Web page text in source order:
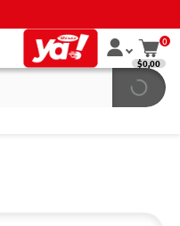
0
$0,00